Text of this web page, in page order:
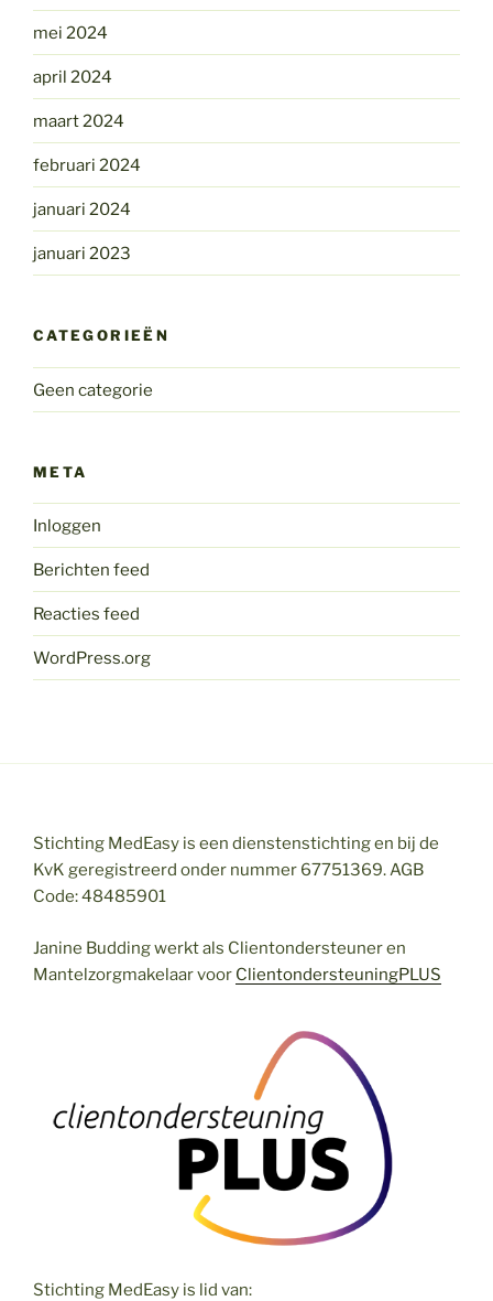
mei 2024
april 2024
maart 2024
februari 2024
januari 2024
januari 2023
CATEGORIEËN
Geen categorie
META
Inloggen
Berichten feed
Reacties feed
WordPress.org
Stichting MedEasy is een dienstenstichting en bij de
KvK geregistreerd onder nummer 67751369. AGB
Code: 48485901
Janine Budding werkt als Clientondersteuner en
Mantelzorgmakelaar voor ClientondersteuningPLUS
Stichting MedEasy is lid van: